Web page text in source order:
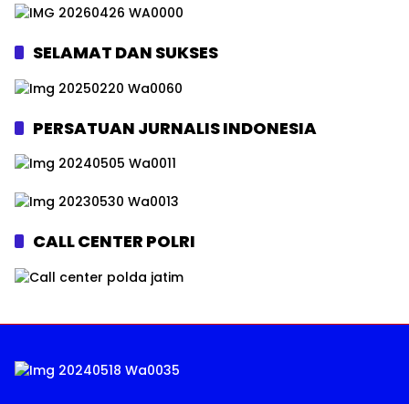
SELAMAT DAN SUKSES
PERSATUAN JURNALIS INDONESIA
CALL CENTER POLRI